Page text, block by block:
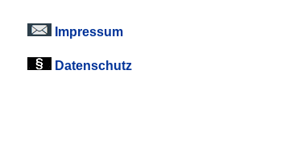
Impressum
Datenschutz